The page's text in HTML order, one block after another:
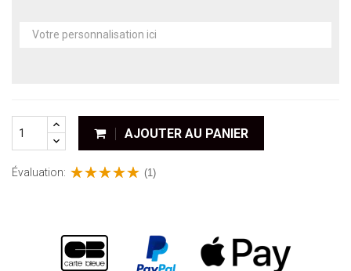
AJOUTER AU PANIER
Évaluation: (1)